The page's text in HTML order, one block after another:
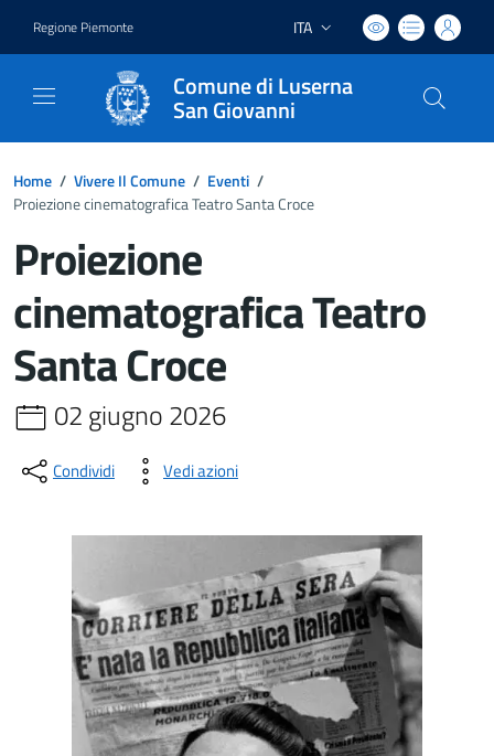
Regione Piemonte Lingua attiva:
ITA
Comune di Luserna
San Giovanni
Home / Vivere Il Comune / Eventi /
Proiezione cinematografica Teatro Santa Croce
Proiezione
cinematografica Teatro
Santa Croce
02 giugno 2026
Condividi Vedi azioni